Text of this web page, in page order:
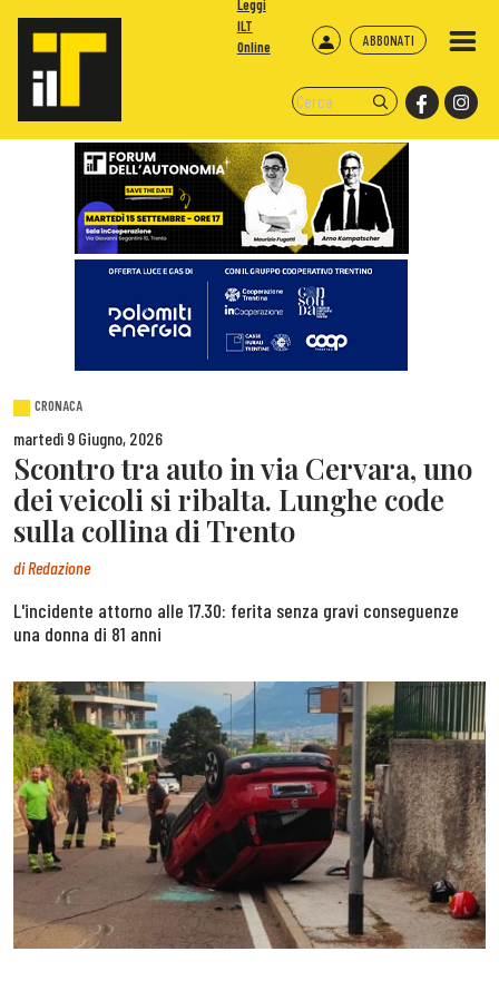
ABBONATI
Leggi
ILT
Online
CRONACA
martedì 9 Giugno, 2026
Scontro tra auto in via Cervara, uno
dei veicoli si ribalta. Lunghe code
sulla collina di Trento
diRedazione
L'incidente attorno alle 17.30: ferita senza gravi conseguenze
una donna di 81 anni